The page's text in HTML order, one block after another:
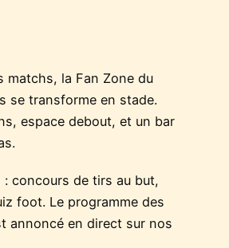
matchs, la Fan Zone du
se transforme en stade.
espace debout, et un bar
concours de tirs au but,
foot. Le programme des
annoncé en direct sur nos